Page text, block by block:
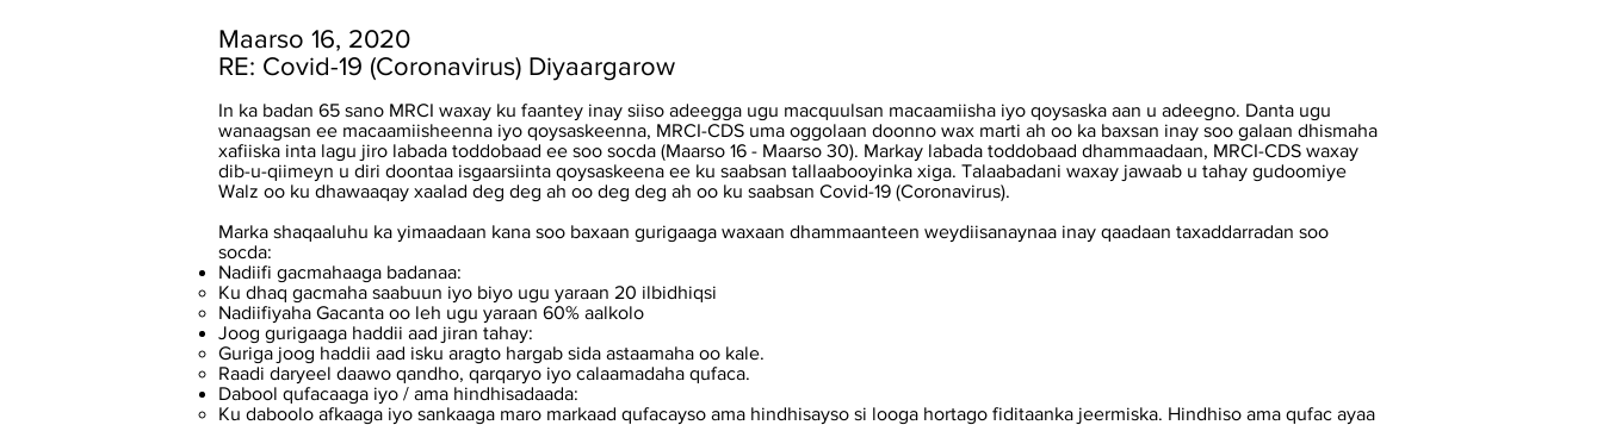
Maarso 16, 2020
RE: Covid-19 (Coronavirus) Diyaargarow
In ka badan 65 sano MRCI waxay ku faantey inay siiso adeegga ugu macquulsan macaamiisha iyo qoysaska aan u adeegno. Danta ugu
wanaagsan ee macaamiisheenna iyo qoysaskeenna, MRCI-CDS uma oggolaan doonno wax marti ah oo ka baxsan inay soo galaan dhismaha
xafiiska inta lagu jiro labada toddobaad ee soo socda (Maarso 16 - Maarso 30). Markay labada toddobaad dhammaadaan, MRCI-CDS waxay
dib-u-qiimeyn u diri doontaa isgaarsiinta qoysaskeena ee ku saabsan tallaabooyinka xiga. Talaabadani waxay jawaab u tahay gudoomiye
Walz oo ku dhawaaqay xaalad deg deg ah oo deg deg ah oo ku saabsan Covid-19 (Coronavirus).
Marka shaqaaluhu ka yimaadaan kana soo baxaan gurigaaga waxaan dhammaanteen weydiisanaynaa inay qaadaan taxaddarradan soo
socda:
Nadiifi gacmahaaga badanaa:
Ku dhaq gacmaha saabuun iyo biyo ugu yaraan 20 ilbidhiqsi
Nadiifiyaha Gacanta oo leh ugu yaraan 60% aalkolo
Joog gurigaaga haddii aad jiran tahay:
Guriga joog haddii aad isku aragto hargab sida astaamaha oo kale.
Raadi daryeel daawo qandho, qarqaryo iyo calaamadaha qufaca.
Dabool qufacaaga iyo / ama hindhisadaada:
Ku daboolo afkaaga iyo sankaaga maro markaad qufacayso ama hindhisayso si looga hortago fiditaanka jeermiska. Hindhiso ama qufac ayaa